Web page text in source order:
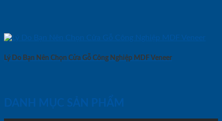
Lý Do Bạn Nên Chọn Cửa Gỗ Công Nghiệp MDF Veneer
DANH MỤC SẢN PHẨM